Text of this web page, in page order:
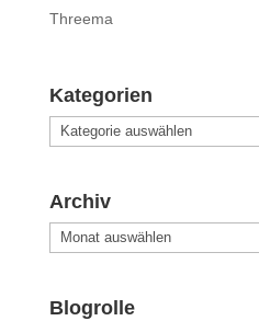
Threema
Kategorien
Kategorien
Archiv
Archiv
Blogrolle